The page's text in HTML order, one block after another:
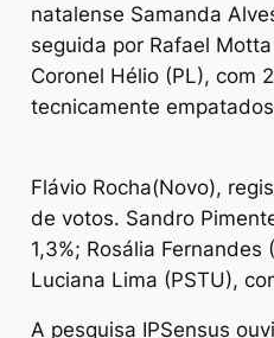
natalense Samanda
seguida por Rafael Motta
Coronel Hélio (PL), com
tecnicamente
Flávio Rocha(Novo),
de votos. Sandro
1,3%; Rosália Fernandes
Luciana Lima (PSTU),
A pesquisa IPSensus